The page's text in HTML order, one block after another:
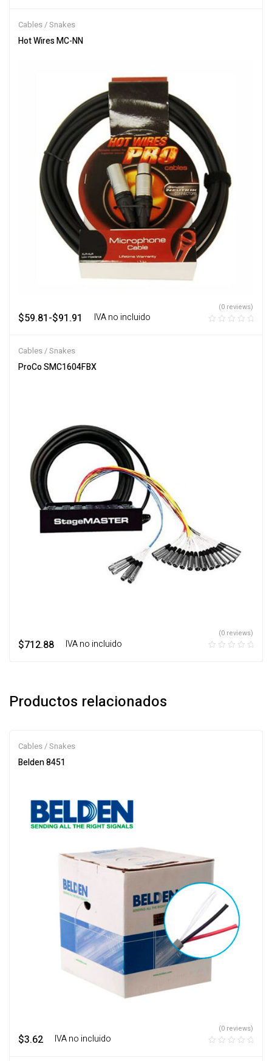
Cables / Snakes
Hot Wires MC-NN
$59.81-$91.91 ‎ ‎ ‎ IVA no incluido
(0 reviews)
Cables / Snakes
ProCo SMC1604FBX
$712.88 ‎ ‎ ‎ IVA no incluido
(0 reviews)
Productos relacionados
Cables / Snakes
Belden 8451
$3.62 ‎ ‎ ‎ IVA no incluido
(0 reviews)